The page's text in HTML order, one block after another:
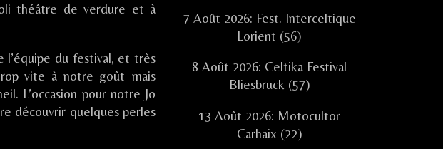
théâtre de verdure et à
l’équipe du festival, et très
vite à notre goût mais
L’occasion pour notre Jo
découvrir quelques perles
7 Août 2026: Fest. Interceltique
Lorient (56)
8 Août 2026: Celtika Festival
Bliesbruck (57)
13 Août 2026: Motocultor
Carhaix (22)